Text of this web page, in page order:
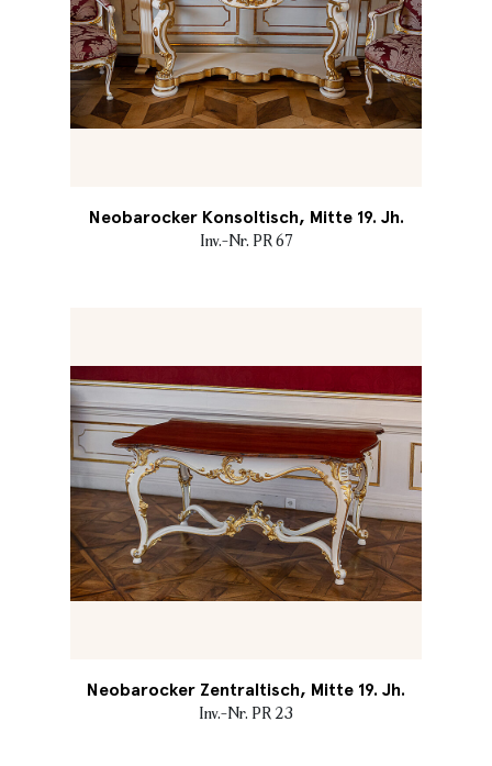
Neobarocker Konsoltisch, Mitte 19. Jh.
Inv.-Nr. PR 67
Neobarocker Zentraltisch, Mitte 19. Jh.
Inv.-Nr. PR 23